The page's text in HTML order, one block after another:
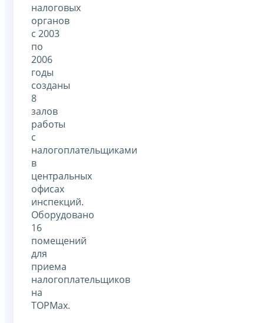
налоговых
органов
с 2003
по
2006
годы
созданы
8
залов
работы
с
налогоплательщиками
в
центральных
офисах
инспекций.
Оборудовано
16
помещений
для
приема
налогоплательщиков
на
ТОРМах.